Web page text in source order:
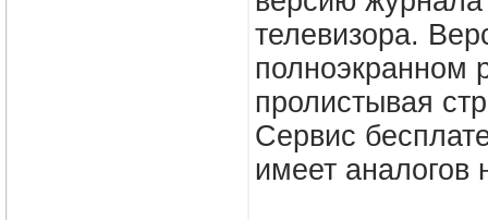
телевизора.
полноэкранном
пролистывая
Сервис
имеет